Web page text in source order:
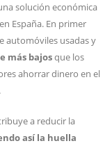
solución económica
España. En primer
automóviles usadas y
más bajosque los
ahorrar dinero en el
a reducir la
así la huella